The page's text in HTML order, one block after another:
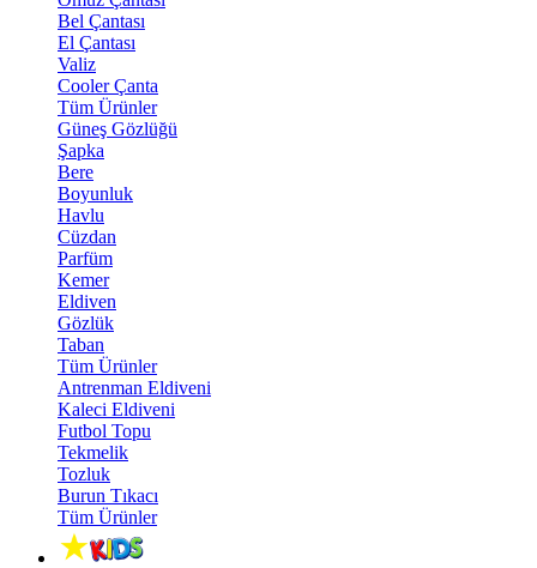
Bel Çantası
El Çantası
Valiz
Cooler Çanta
Tüm Ürünler
Güneş Gözlüğü
Şapka
Bere
Boyunluk
Havlu
Cüzdan
Parfüm
Kemer
Eldiven
Gözlük
Taban
Tüm Ürünler
Antrenman Eldiveni
Kaleci Eldiveni
Futbol Topu
Tekmelik
Tozluk
Burun Tıkacı
Tüm Ürünler